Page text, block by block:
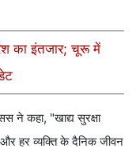
का इंतजार; चूरू में
ने कहा, "खाद्य सुरक्षा
और हर व्यक्ति के दैनिक जीवन